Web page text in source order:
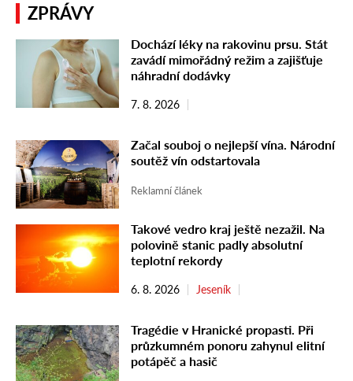
ZPRÁVY
Dochází léky na rakovinu prsu. Stát
zavádí mimořádný režim a zajišťuje
náhradní dodávky
7. 8. 2026
Začal souboj o nejlepší vína. Národní
soutěž vín odstartovala
Reklamní článek
Takové vedro kraj ještě nezažil. Na
polovině stanic padly absolutní
teplotní rekordy
6. 8. 2026 Jeseník
Tragédie v Hranické propasti. Při
průzkumném ponoru zahynul elitní
potápěč a hasič